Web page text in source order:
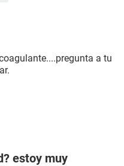
a tu
estoy muy